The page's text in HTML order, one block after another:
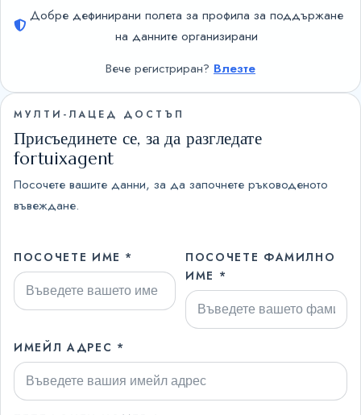
Добре дефинирани полета за профила за поддържане
на данните организирани
Вече регистриран? Влезте
МУЛТИ-ЛАЦЕД ДОСТЪП
Присъединете се, за да разгледате
fortuixagent
Посочете вашите данни, за да започнете ръководеното
въвеждане.
ПОСОЧЕТЕ ИМЕ *
ПОСОЧЕТЕ ФАМИЛНО
ИМЕ *
ИМЕЙЛ АДРЕС *